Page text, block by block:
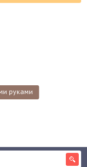
руками